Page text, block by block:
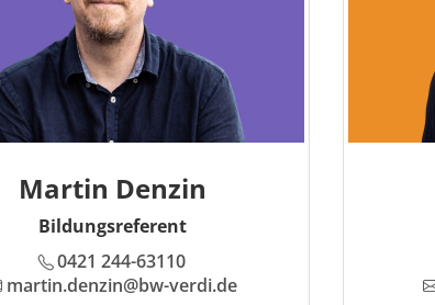
Martin Denzin
Bildungsreferent
0421 244-63110
martin.denzin@bw-verdi.de